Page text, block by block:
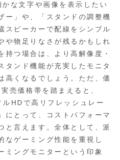
な文字や画像を表示したい
ー」や、「スタンドの調整機
スピーカーで配線をシンプル
や物足りなさが残るかもしれ
持つ場合は、より高解像度・
タンド機能が充実したモニタ
高くなるでしょう。ただ、価
売価格帯を踏まえると、
HDで高リフレッシュレー
にとって、コストパフォーマ
と言えます。全体として、派
なゲーミング性能を重視し
ミングモニターという印象